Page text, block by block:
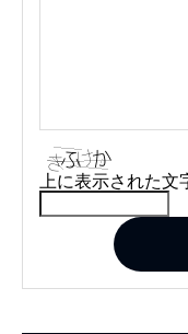
上に表示された文